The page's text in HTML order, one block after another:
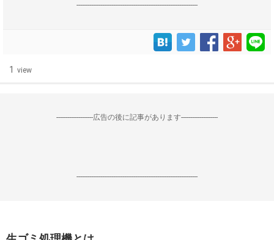
------------------------------------------------------------------
1 view
--------------------広告の後に記事があります--------------------
------------------------------------------------------------------